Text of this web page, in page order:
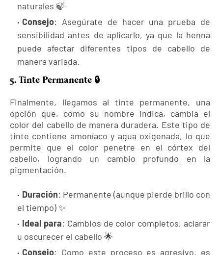
naturales 🍃
Consejo: Asegúrate de hacer una prueba de
sensibilidad antes de aplicarlo, ya que la henna
puede afectar diferentes tipos de cabello de
manera variada.
5. Tinte Permanente 🔒
Finalmente, llegamos al tinte permanente, una
opción que, como su nombre indica, cambia el
color del cabello de manera duradera. Este tipo de
tinte contiene amoníaco y agua oxigenada, lo que
permite que el color penetre en el córtex del
cabello, logrando un cambio profundo en la
pigmentación.
Duración: Permanente (aunque pierde brillo con
el tiempo) ✨
Ideal para: Cambios de color completos, aclarar
u oscurecer el cabello 🌟
Consejo: Como este proceso es agresivo, es